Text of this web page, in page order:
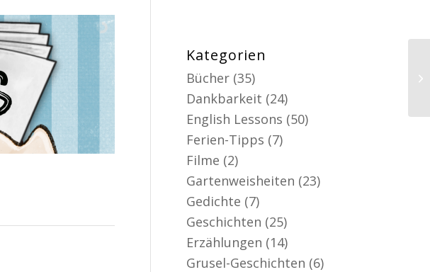
Kategorien
Bücher (35)
Dankbarkeit (24)
English Lessons (50)
Ferien-Tipps (7)
Filme (2)
Gartenweisheiten (23)
Gedichte (7)
Geschichten (25)
Erzählungen (14)
Grusel-Geschichten (6)